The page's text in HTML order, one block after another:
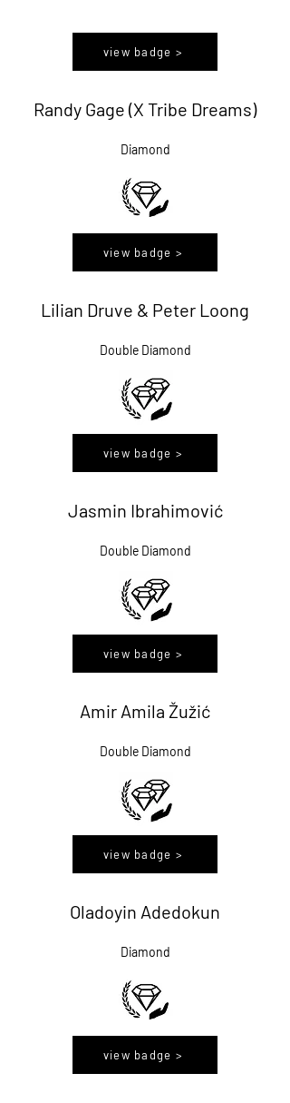
view badge >
Randy Gage (X Tribe Dreams)
Diamond
view badge >
Lilian Druve & Peter Loong
Double Diamond
view badge >
Jasmin Ibrahimović
Double Diamond
view badge >
Amir Amila Žužić
Double Diamond
view badge >
Oladoyin Adedokun
Diamond
view badge >